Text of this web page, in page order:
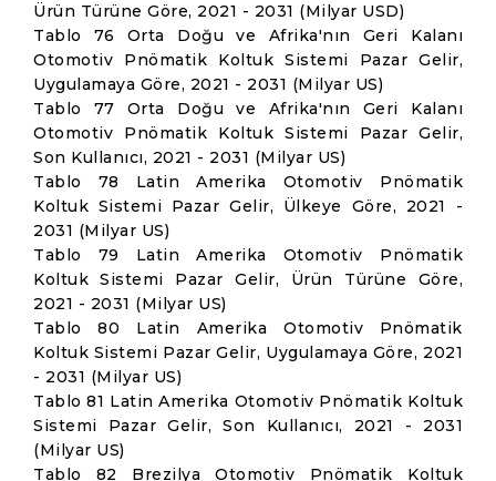
Ürün Türüne Göre, 2021 - 2031 (Milyar USD)
Tablo 76 Orta Doğu ve Afrika'nın Geri Kalanı
Otomotiv Pnömatik Koltuk Sistemi Pazar Gelir,
Uygulamaya Göre, 2021 - 2031 (Milyar US)
Tablo 77 Orta Doğu ve Afrika'nın Geri Kalanı
Otomotiv Pnömatik Koltuk Sistemi Pazar Gelir,
Son Kullanıcı, 2021 - 2031 (Milyar US)
Tablo 78 Latin Amerika Otomotiv Pnömatik
Koltuk Sistemi Pazar Gelir, Ülkeye Göre, 2021 -
2031 (Milyar US)
Tablo 79 Latin Amerika Otomotiv Pnömatik
Koltuk Sistemi Pazar Gelir, Ürün Türüne Göre,
2021 - 2031 (Milyar US)
Tablo 80 Latin Amerika Otomotiv Pnömatik
Koltuk Sistemi Pazar Gelir, Uygulamaya Göre, 2021
- 2031 (Milyar US)
Tablo 81 Latin Amerika Otomotiv Pnömatik Koltuk
Sistemi Pazar Gelir, Son Kullanıcı, 2021 - 2031
(Milyar US)
Tablo 82 Brezilya Otomotiv Pnömatik Koltuk